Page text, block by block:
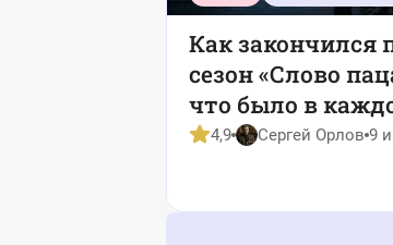
Как закончился
сезон «Слово
что было в
серии
4,9 Сергей Орлов 9